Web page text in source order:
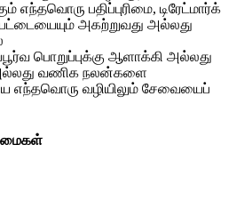
எந்தவொரு பதிப்புரிமை, டிரேட்மார்க்
அகற்றுவது அல்லது
பொறுப்புக்கு ஆளாக்கி அல்லது
வணிக நலன்களை
எந்தவொரு வழியிலும் சேவையைப்